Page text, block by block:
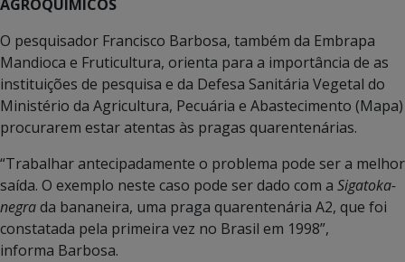
AGROQUÍMICOS
O pesquisador Francisco Barbosa, também da Embrapa
Mandioca e Fruticultura, orienta para a importância de as
instituições de pesquisa e da Defesa Sanitária Vegetal do
Ministério da Agricultura, Pecuária e Abastecimento (Mapa)
procurarem estar atentas às pragas quarentenárias.
“Trabalhar antecipadamente o problema pode ser a melhor
saída. O exemplo neste caso pode ser dado com a Sigatoka-
negrada bananeira, uma praga quarentenária A2, que foi
constatada pela primeira vez no Brasil em 1998”,
informa Barbosa.